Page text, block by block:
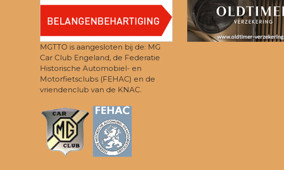
MGTTO is aangesloten bij de: MG
Car Club Engeland, de Federatie
Historische Automobiel- en
Motorfietsclubs (FEHAC) en de
vriendenclub van de KNAC.